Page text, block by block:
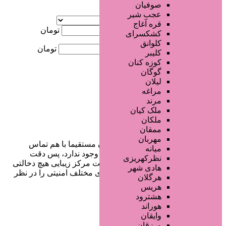
صوفیان
عجب شیر
قره آغاج
کشکسرای
کلوانق
کلیبر
کوزه کنان
گوگان
لیلان
مراغه
مرند
ملک کیان
ملکان
ممقان
مهربان
میانه
نظرکهریزی
هادی شهر
هرگلان
هریس
هشترود
هوراند
وایقان
کمترین قیمت
تومان
بیشترین قیمت تومان
در سایت تبلیغاتی مرکز زیبایی کاربران مستقیما با هم تماس
می‌گیرند و هیچ واسطه‌ای در این میان وجود ندارد، پس دقت
فرمایید که در خرید و فروشِ شما سایت مرکز زیبایی هیچ دخالتی
نداشته و کاربران باید خودشان جنبه‌های مختلف امنیتی را در نظر
دسترسی سریع